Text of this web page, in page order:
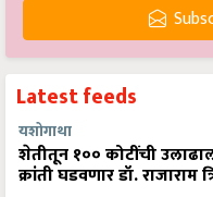
Latest feeds
यशोगाथा
शेतीतून १०० कोटींची
क्रांती घडवणार डॉ. राजाराम